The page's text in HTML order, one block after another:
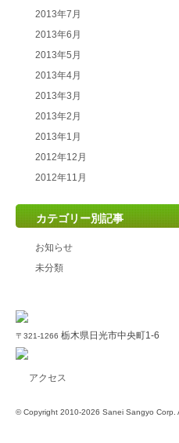
2013年7月
2013年6月
2013年5月
2013年4月
2013年3月
2013年2月
2013年1月
2012年12月
2012年11月
カテゴリー別記事
お知らせ
未分類
〒321-1266 栃木県日光市中央町1-6
アクセス
© Copyright 2010-2026 Sanei Sangyo Corp.